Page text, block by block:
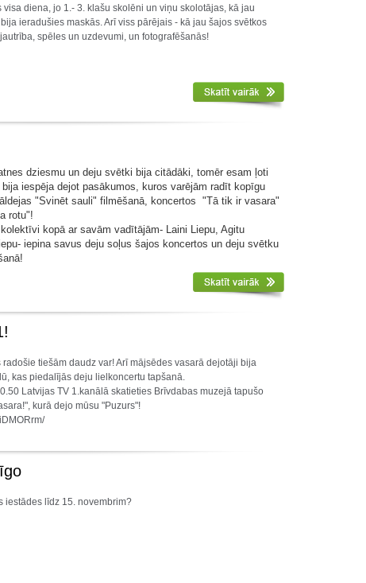
diena, jo 1.- 3. klašu skolēni un viņu skolotājas, kā jau
ieradušies maskās. Arī viss pārējais - kā jau šajos svētkos
spēles un uzdevumi, un fotografēšanās!
dziesmu un deju svētki bija citādāki, tomēr esam ļoti
iespēja dejot pasākumos, kuros varējām radīt kopīgu
"Svinēt sauli" filmēšanā, koncertos "Tā tik ir vasara"
rotu"!
kopā ar savām vadītājām- Laini Liepu, Agitu
iepina savus deju soļus šajos koncertos un deju svētku
radošie tiešām daudz var! Arī mājsēdes vasarā dejotāji bija
kas piedalījās deju lielkoncertu tapšanā.
Latvijas TV 1.kanālā skatieties Brīvdabas muzejā tapušo
kurā dejo mūsu "Puzurs"!
iestādes līdz 15. novembrim?